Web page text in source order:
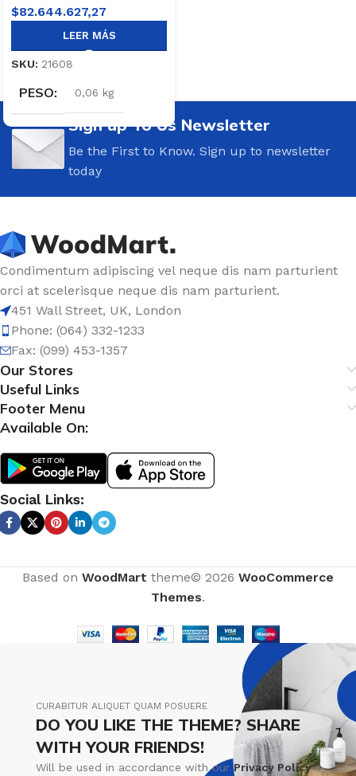
$82.644.627,27
LEER MÁS
SKU: 21608
PESO 0,06 kg
Sign up To Us Newsletter
Be the First to Know. Sign up to newsletter
today
Condimentum adipiscing vel neque dis nam parturient
orci at scelerisque neque dis nam parturient.
451 Wall Street, UK, London
Phone: (064) 332-1233
Fax: (099) 453-1357
Our Stores
Useful Links
Footer Menu
Available On:
Social Links:
Based on WoodMart theme© 2026 WooCommerce
Themes.
CURABITUR ALIQUET QUAM POSUERE
DO YOU LIKE THE THEME? SHARE
WITH YOUR FRIENDS!
Will be used in accordance with ourPrivacy Policy